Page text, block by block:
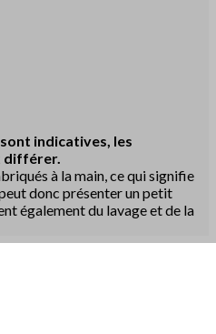
indicatives, les
différer.
à la main, ce qui signifie
donc présenter un petit
également du lavage et de la